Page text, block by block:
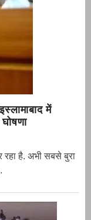
में
रहा है. अभी सबसे बुरा